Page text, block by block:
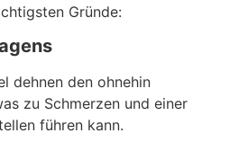
Gründe:
dehnen den ohnehin
zu Schmerzen und einer
führen kann.